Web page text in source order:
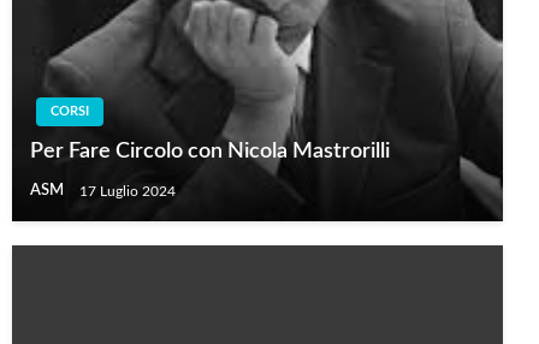
CORSI
Per Fare Circolo con Nicola Mastrorilli
ASM 17 Luglio 2024